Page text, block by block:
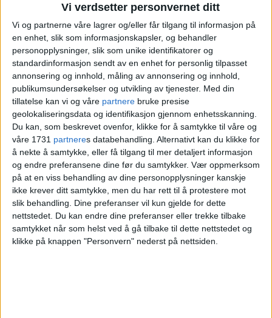
Vi verdsetter personvernet ditt
Vi og partnerne våre lagrer og/eller får tilgang til informasjon på
en enhet, slik som informasjonskapsler, og behandler
personopplysninger, slik som unike identifikatorer og
standardinformasjon sendt av en enhet for personlig tilpasset
annonsering og innhold, måling av annonsering og innhold,
publikumsundersøkelser og utvikling av tjenester. Med din
tillatelse kan vi og våre partnere bruke presise
geolokaliseringsdata og identifikasjon gjennom enhetsskanning.
Du kan, som beskrevet ovenfor, klikke for å samtykke til våre og
våre 1731 partneres databehandling. Alternativt kan du klikke for
å nekte å samtykke, eller få tilgang til mer detaljert informasjon
og endre preferansene dine før du samtykker. Vær oppmerksom
på at en viss behandling av dine personopplysninger kanskje
ikke krever ditt samtykke, men du har rett til å protestere mot
slik behandling. Dine preferanser vil kun gjelde for dette
nettstedet. Du kan endre dine preferanser eller trekke tilbake
samtykket når som helst ved å gå tilbake til dette nettstedet og
klikke på knappen "Personvern" nederst på nettsiden.
Elsparkesykler i hopetall har
blitt et problem for ansatte:
– Vi ønsker å være et
fredssenter. Ikke en
parkeringsplass
– Publikum har heller ikke noen god
opplevelse når det er så varmt innendørs.
Vi har mange besøkende om dagen, og litt
derfor blir varmen et problem, også. Vi har
hatt mellom 500 og opp mot 800–900